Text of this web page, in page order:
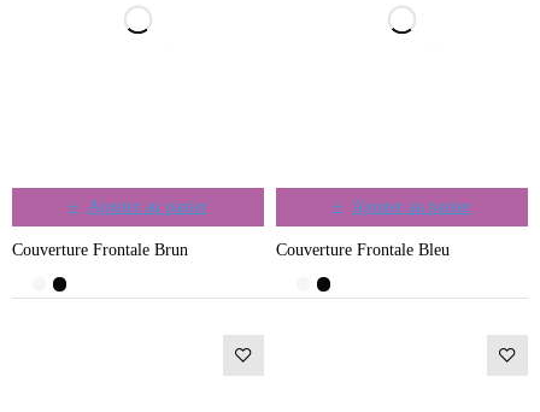
Ajouter au panier
Couverture Frontale Brun
Ajouter au panier
Couverture Frontale Bleu